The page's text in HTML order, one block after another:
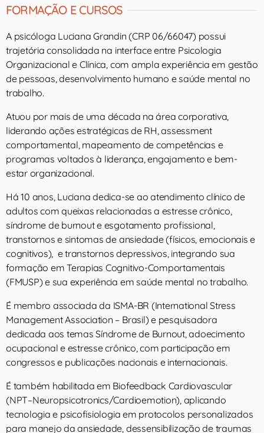
FORMAÇÃO E CURSOS
A psicóloga Luciana Grandin (CRP 06/66047) possui
trajetória consolidada na interface entre Psicologia
Organizacional e Clínica, com ampla experiência em gestão
de pessoas, desenvolvimento humano e saúde mental no
trabalho.
Atuou por mais de uma década na área corporativa,
liderando ações estratégicas de RH, assessment
comportamental, mapeamento de competências e
programas voltados à liderança, engajamento e bem-
estar organizacional.
Há 10 anos, Luciana dedica-se ao atendimento clínico de
adultos com queixas relacionadas a estresse crônico,
síndrome de burnout e esgotamento profissional,
transtornos e sintomas de ansiedade (físicos, emocionais e
cognitivos), e transtornos depressivos, integrando sua
formação em Terapias Cognitivo-Comportamentais
(FMUSP) e sua experiência em saúde mental no trabalho.
É membro associada da ISMA-BR (International Stress
Management Association – Brasil) e pesquisadora
dedicada aos temas Síndrome de Burnout, adoecimento
ocupacional e estresse crônico, com participação em
congressos e publicações nacionais e internacionais.
É também habilitada em Biofeedback Cardiovascular
(NPT–Neuropsicotronics/Cardioemotion), aplicando
tecnologia e psicofisiologia em protocolos personalizados
para manejo da ansiedade, dessensibilização de traumas